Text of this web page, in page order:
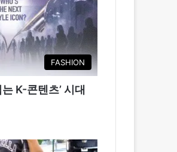
FASHION
K-콘텐츠’ 시대